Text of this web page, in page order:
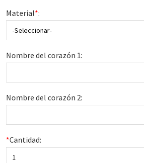
Material*:
-Seleccionar-
Nombre del corazón 1:
Nombre del corazón 2:
*Cantidad:
1